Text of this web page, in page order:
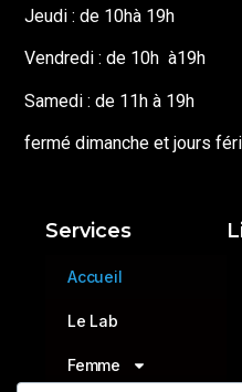
Jeudi : de 10hà 19h
Vendredi : de 10h à19h
Samedi : de 11h à 19h
fermé dimanche et jours
Services
Accueil
Le Lab
Femme